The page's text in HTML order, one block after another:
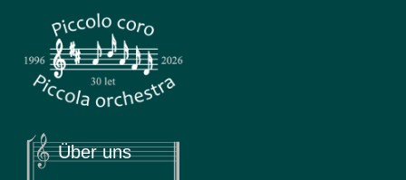
Piccola
Piccolo coro & Piccola orchestra
Über uns